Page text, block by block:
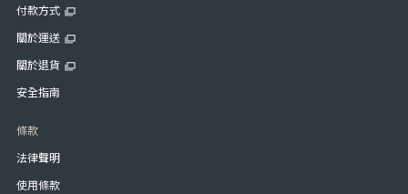
付款方式
關於運送
關於退貨
安全指南
條款
法律聲明
使用條款